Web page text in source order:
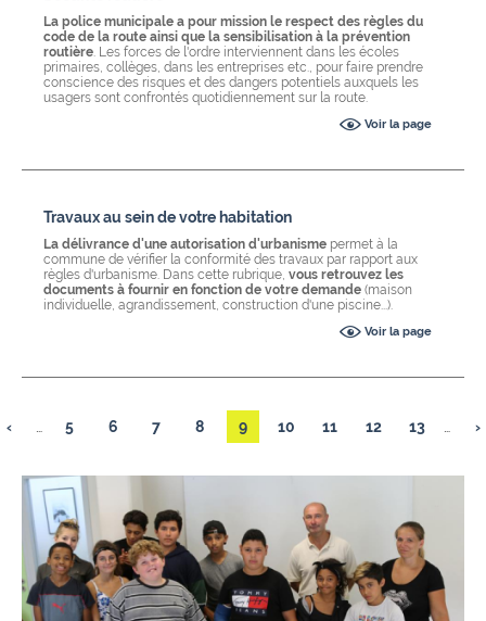
La police municipale a pour mission le respect des règles du
code de la route ainsi que la sensibilisation à la prévention
routière. Les forces de l'ordre interviennent dans les écoles
primaires, collèges, dans les entreprises etc., pour faire prendre
conscience des risques et des dangers potentiels auxquels les
usagers sont confrontés quotidiennement sur la route.
Voir la page
Travaux au sein de votre habitation
La délivrance d'une autorisation d'urbanisme permet à la
commune de vérifier la conformité des travaux par rapport aux
règles d'urbanisme. Dans cette rubrique, vous retrouvez les
documents à fournir en fonction de votre demande (maison
individuelle, agrandissement, construction d'une piscine...).
Voir la page
‹ 5 6 7 8 9 10 11 12 13 ›